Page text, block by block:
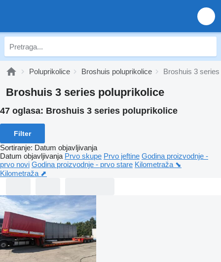
Poluprikolice Broshuis poluprikolice Broshuis 3 series
Broshuis 3 series poluprikolice
47 oglasa: Broshuis 3 series poluprikolice
Filter
Sortiranje: Datum objavljivanja
Datum objavljivanja Prvo skupe Prvo jeftine Godina proizvodnje -
prvo novi Godina proizvodnje - prvo stare Kilometraža ⬊
Kilometraža ⬈